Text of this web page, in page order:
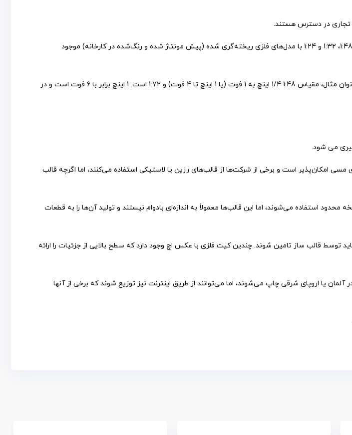
کیت‌های مدل پلاستیکی که نیاز به مونتاژ و رنگ‌آمیزی دارند، عمدتاً در مقیاس‌های 1:144، 1:72، 1:48، 1:32 و 1:24 با مدل‌های فلزی ریخته‌گری شده (پیش مونتاژ شده و رنگ‌شده در کارخانه) موجود
این مقیاس ها تصادفی نیستند، اما معمولاً بر اساس تقسیمات امپراتوری یا متریک هستند. به عنوان مثال، مقیاس 1:48 1/4 اینچ به 1 فوت (یا 1 اینچ تا 4 فوت) و 1:72 است. 1 اینچ برابر با 6 فوت است و در
می شود.
مسی امکان‌پذیر است و برخی از شرکت‌ها از قالب‌های رزین یا لاستیکی استفاده می‌کنند، اما اگرچه قالب
استفاده می‌شوند، اما این قالب‌ها معمولاً به اندازه‌ای بادوام نیستند و تولید آن‌ها را به قطعات
توسط قالب ساز تامین شوند. چندین کیت فلزی با عکس اچ وجود دارد که سطح بالایی از جزئیات را ارائه
یا اروپای شرقی چاپ می‌شوند، اما می‌توانند از طریق اینترنت نیز توزیع شوند که برخی از آنها